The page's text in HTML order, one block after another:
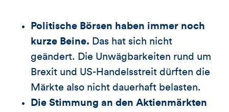
Politische Börsen haben immer noch
kurze Beine. Das hat sich nicht
geändert. Die Unwägbarkeiten rund um
Brexit und US-Handelsstreit dürften die
Märkte also nicht dauerhaft belasten.
Die Stimmung an den Aktienmärkten